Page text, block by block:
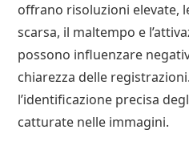
offrano risoluzioni elevate,
scarsa, il maltempo e
possono influenzare
chiarezza delle
l’identificazione precisa
catturate nelle immagini.